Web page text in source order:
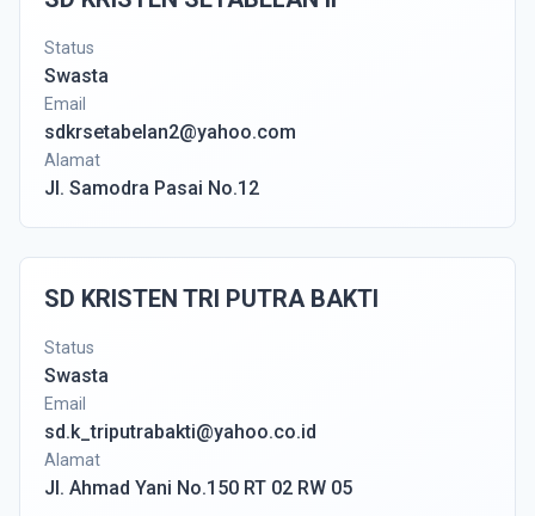
Status
Swasta
Email
sdkrsetabelan2@yahoo.com
Alamat
Jl. Samodra Pasai No.12
SD KRISTEN TRI PUTRA BAKTI
Status
Swasta
Email
sd.k_triputrabakti@yahoo.co.id
Alamat
Jl. Ahmad Yani No.150 RT 02 RW 05